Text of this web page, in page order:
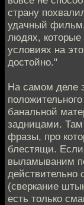
страну
удачный
людях, которые
условиях на
достойно."
На самом деле
банальной
задницами.
фразы, про
блестящи.
выламываним
действительно
(сверкание
есть только